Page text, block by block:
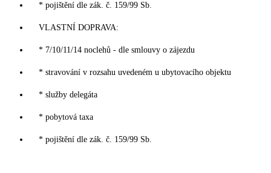
* pojištění dle zák. č. 159/99 Sb.
VLASTNÍ DOPRAVA:
* 7/10/11/14 noclehů - dle smlouvy o zájezdu
* stravování v rozsahu uvedeném u ubytovacího objektu
* služby delegáta
* pobytová taxa
* pojištění dle zák. č. 159/99 Sb.